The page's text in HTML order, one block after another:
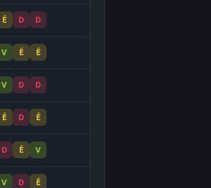
É D D
V É É
V D D
É D É
D É V
V D É